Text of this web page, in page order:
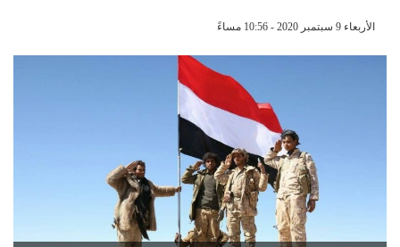
الأربعاء 9 سبتمبر 2020 - 10:56 مساءً